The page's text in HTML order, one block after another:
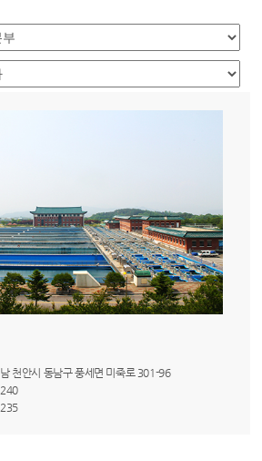
천안시 동남구 풍세면 미죽로 301-96